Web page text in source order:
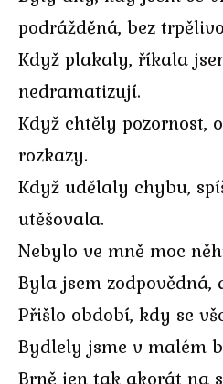
podrážděná, bez
Když plakaly, říkala
nedramatizují.
Když chtěly pozornost,
rozkazy.
Když udělaly chybu,
utěšovala.
Nebylo ve mně moc
Byla jsem zodpovědná,
Přišlo období, kdy se
Bydlely jsme v malém
Brně jen tak akorát na